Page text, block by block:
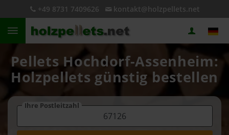
+49 8731 7409626 kontakt@holzpellets.net
Pellets Hochdorf-Assenheim:
Holzpellets günstig bestellen
Ihre Postleitzahl